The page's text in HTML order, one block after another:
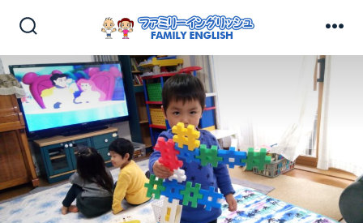
テ
ン
ツ
へ
ス
キ
ッ
索
切
り
替
え
ニ